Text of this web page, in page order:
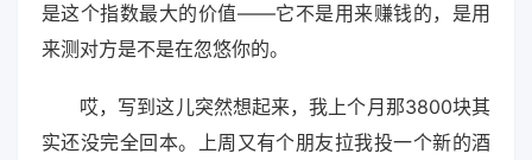
是这个指数最大的价值——它不是用来赚钱的，是用
来测对方是不是在忽悠你的。
哎，写到这儿突然想起来，我上个月那3800块其
实还没完全回本。上周又有个朋友拉我投一个新的酒